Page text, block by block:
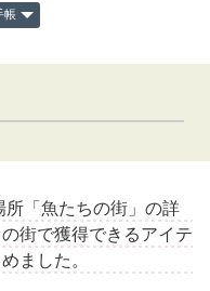
帳
所「魚たちの街」の詳
街で獲得できるアイテ
ました。